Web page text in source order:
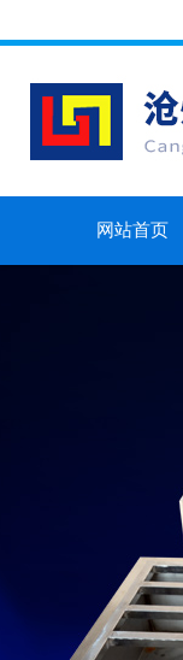
网站首页